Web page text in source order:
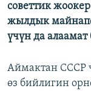
советтик
жылдык
үчүн да алаамат
Аймактан СССР
өз бийлигин